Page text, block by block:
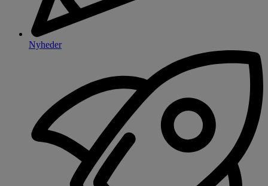
Nyheder